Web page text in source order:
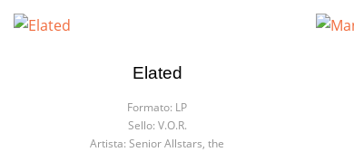
Elated
Formato: LP
Sello: V.O.R.
Artista: Senior Allstars, the